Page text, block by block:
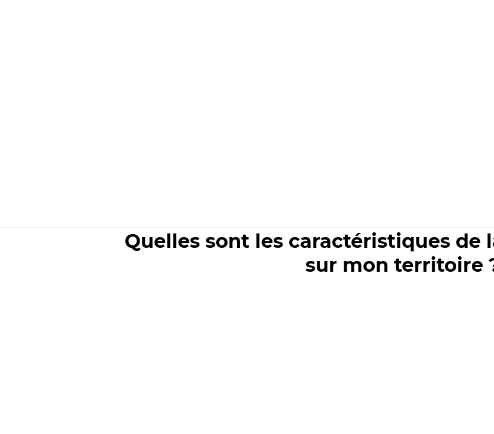
Quelles sont les caractéristiques de
sur mon territoire